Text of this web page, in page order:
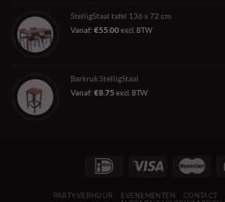
StelligStaal tafel 136 x 72 cm
Vanaf: €55.00excl. BTW
Barkruk StelligStaal
Vanaf: €8.75 excl. BTW
PARTYVERHUUR EVENEMENTEN CONTACT